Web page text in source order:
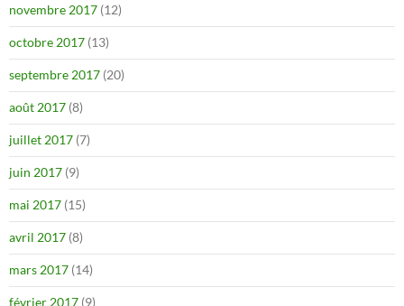
novembre 2017 (12)
octobre 2017 (13)
septembre 2017 (20)
août 2017 (8)
juillet 2017 (7)
juin 2017 (9)
mai 2017 (15)
avril 2017 (8)
mars 2017 (14)
février 2017 (9)